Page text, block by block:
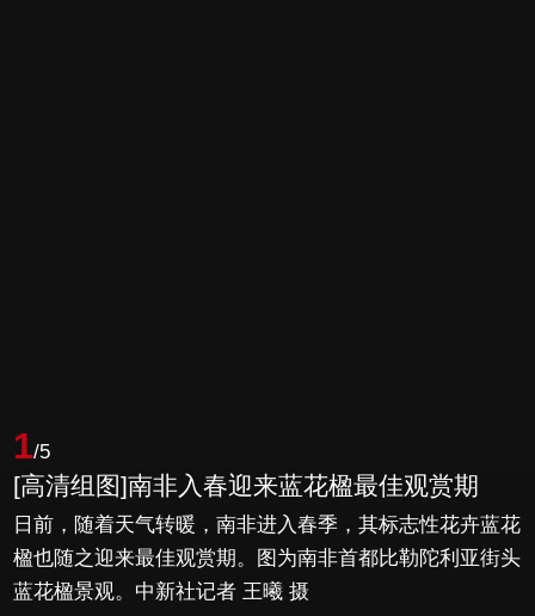
1/5
[高清组图]南非入春迎来蓝花楹最佳观赏期
日前，随着天气转暖，南非进入春季，其标志性花卉蓝花
楹也随之迎来最佳观赏期。图为南非首都比勒陀利亚街头
蓝花楹景观。中新社记者 王曦 摄